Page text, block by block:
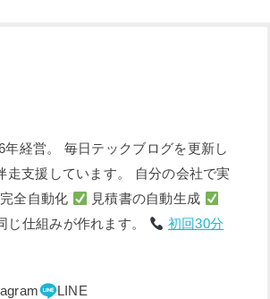
経営。 毎日テックブログを更新し
支援しています。 自分の会社で実
全自動化
見積書の自動生成
じ仕組みが作れます。
初回30分